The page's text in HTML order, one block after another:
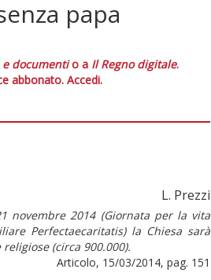
papa
documentio a Il Regno digitale.
abbonato. Accedi.
L. Prezzi
novembre 2014 (Giornata per la vita
Perfectaecaritatis) la Chiesa sarà
(circa 900.000).
Articolo, 15/03/2014, pag. 151